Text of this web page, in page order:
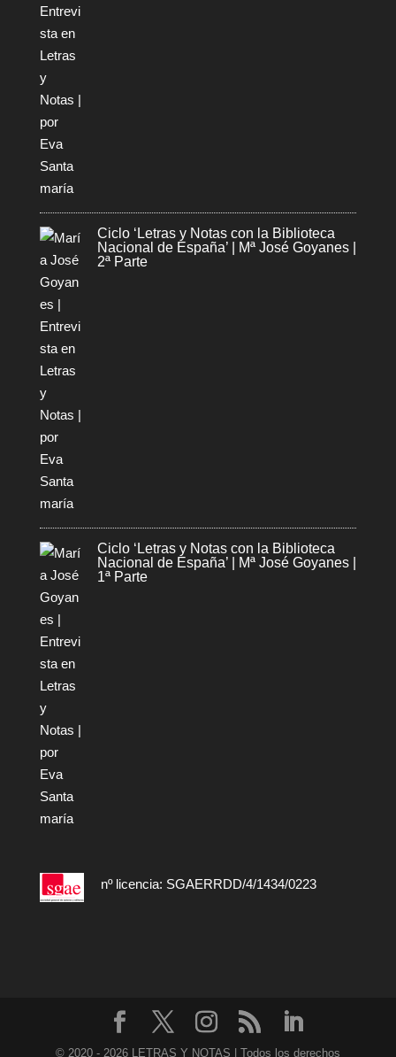
Ciclo ‘Letras y Notas con la Biblioteca
Nacional de España’ | Mª José Goyanes |
2ª Parte
Ciclo ‘Letras y Notas con la Biblioteca
Nacional de España’ | Mª José Goyanes |
1ª Parte
nº licencia: SGAERRDD/4/1434/0223
© 2020 - 2026 LETRAS Y NOTAS | Todos los derechos